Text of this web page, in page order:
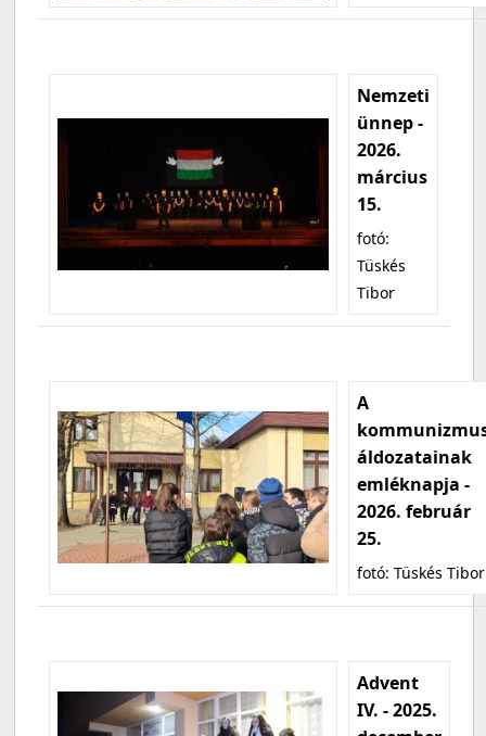
Nemzeti
ünnep -
2026.
március
15.
fotó:
Tüskés
Tibor
A
áldozatainak
emléknapja -
2026. február
25.
fotó: Tüskés Tibor
Advent
IV. - 2025.